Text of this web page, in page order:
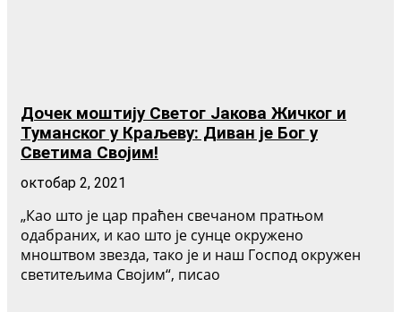
Дочек моштију Светог Јакова Жичког и
Туманског у Краљеву: Диван је Бог у
Светима Својим!
октобар 2, 2021
„Као што је цар праћен свечаном пратњом
одабраних, и као што је сунце окружено
мноштвом звезда, тако је и наш Господ окружен
светитељима Својим“, писао